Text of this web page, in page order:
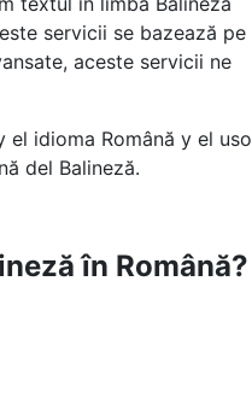
servicii se bazează pe
aceste servicii ne
idioma Română y el uso
del Balineză.
în Română?